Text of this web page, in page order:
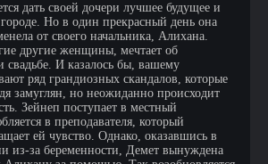
дать своей дочери лучшее будущее и
Но в один прекрасный день она
от своего начальника, Алихана.
другие женщины, мечтает об
свадьбе. И казалось бы, вашему
ряд грандиозных скандалов, которые
замуглян, но неожиданно происходит
Зейнеп поступает в местный
в преподавателя, который
ей чувство. Однако, оказавшись в
из-за беременности, Демет вынуждена